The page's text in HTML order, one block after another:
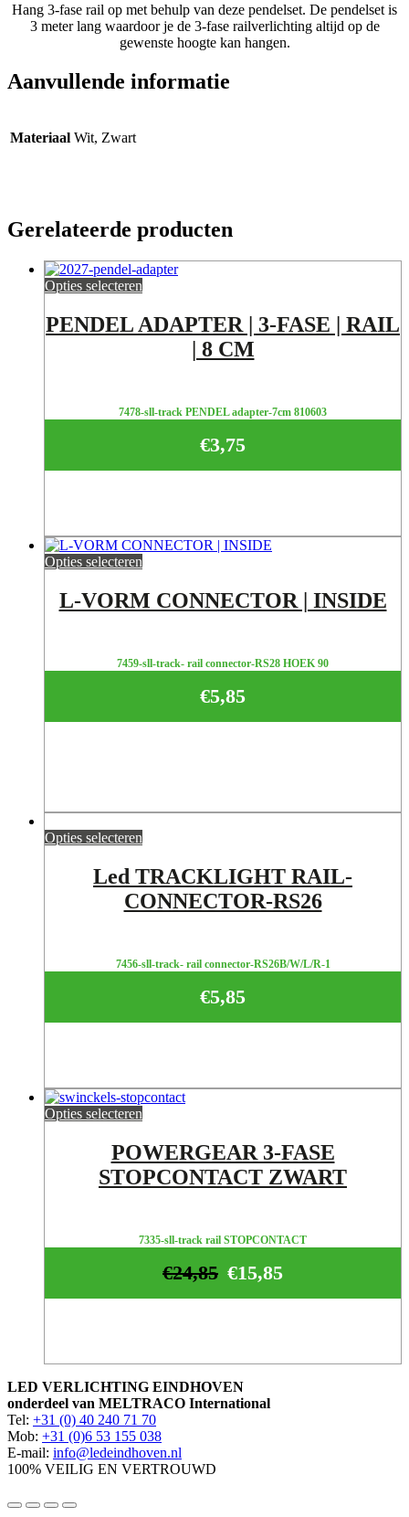
Hang 3-fase rail op met behulp van deze pendelset. De pendelset is
3 meter lang waardoor je de 3-fase railverlichting altijd op de
gewenste hoogte kan hangen.
Aanvullende informatie
Materiaal Wit, Zwart
Gerelateerde producten
Opties selecteren
PENDEL ADAPTER | 3-FASE | RAIL
| 8 CM
7478-sll-track PENDEL adapter-7cm 810603
€3,75
Opties selecteren
L-VORM CONNECTOR | INSIDE
7459-sll-track- rail connector-RS28 HOEK 90
€5,85
Opties selecteren
Led TRACKLIGHT RAIL-
CONNECTOR-RS26
7456-sll-track- rail connector-RS26B/W/L/R-1
€5,85
Opties selecteren
POWERGEAR 3-FASE
STOPCONTACT ZWART
7335-sll-track rail STOPCONTACT
€15,85
€24,85
LED VERLICHTING EINDHOVEN
onderdeel van MELTRACO International
Tel: +31 (0) 40 240 71 70
Mob: +31 (0)6 53 155 038
E-mail: info@ledeindhoven.nl
100% VEILIG EN VERTROUWD